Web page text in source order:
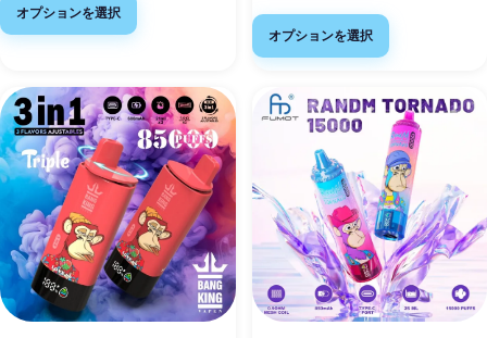
オプションを選択
オプションを選択